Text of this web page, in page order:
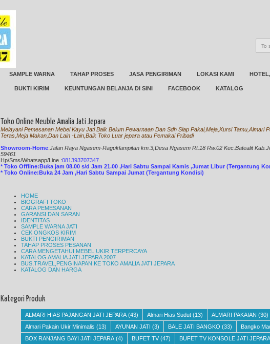
SAMPLE WARNA TAHAP PROSES JASA PENGIRIMAN LOKASI KAMI
BUKTI KIRIM KEUNTUNGAN BELANJA DI SINI FACEBOOK KATALOG
Toko Online Meuble Amalia Jati Jepara
Melayani Pemesanan Mebel Kayu Jati Baik Belum Pewarnaan Dan Sdh Siap Pakai,Meja,Kursi Tamu,Almari
Teras,Meja Makan,Dan Lain -Lain,Baik Toko Luar jepara atau Pemakai Pribadi
Showroom-Home:Jalan Raya Ngasem-Raguklampitan km.3,Desa Ngasem Rt.18 Rw.02 Kec.Batealit
59461
Hp/Sms/Whatsapp/Line :081393707347
* Toko Offline:Buka jam 08.00 s/d Jam 21.00 ,Hari Sabtu Sampai Kamis ,Jumat Libur (Tergantung
* Toko Online:Buka 24 Jam ,Hari Sabtu Sampai Jumat (Tergantung Kondisi)
HOME
BIOGRAFI TOKO
CARA PEMESANAN
GARANSI DAN SARAN
IDENTITAS
SAMPLE WARNA JATI
CEK ONGKOS KIRIM
BUKTI PENGIRIMAN
TAHAP PROSES PESANAN
CARA MENGETAHUI MEBEL UKIR TERPERCAYA
KATALOG AMALIA JATI JEPARA 2007
BUS,TRAVEL,PENGINAPAN KE TOKO AMALIA JATI JEPARA
KATALOG DAN HARGA
Kategori Produk
ALMARI HIAS PAJANGAN JATI JEPARA (43) Almari Hias Sudut (13) ALMARI PAKAIAN (30)
Almari Pakain Ukir Minimalis (13) AYUNAN JATI (3) BALE JATI BANGKO (33) Bangko
BOX RANJANG BAYI JATI JEPARA (4) BUFET TV (47) BUFET TV KONSOLE JATI JEPARA